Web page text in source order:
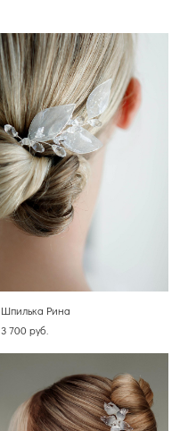
Шпилька Рина
3 700 pуб.